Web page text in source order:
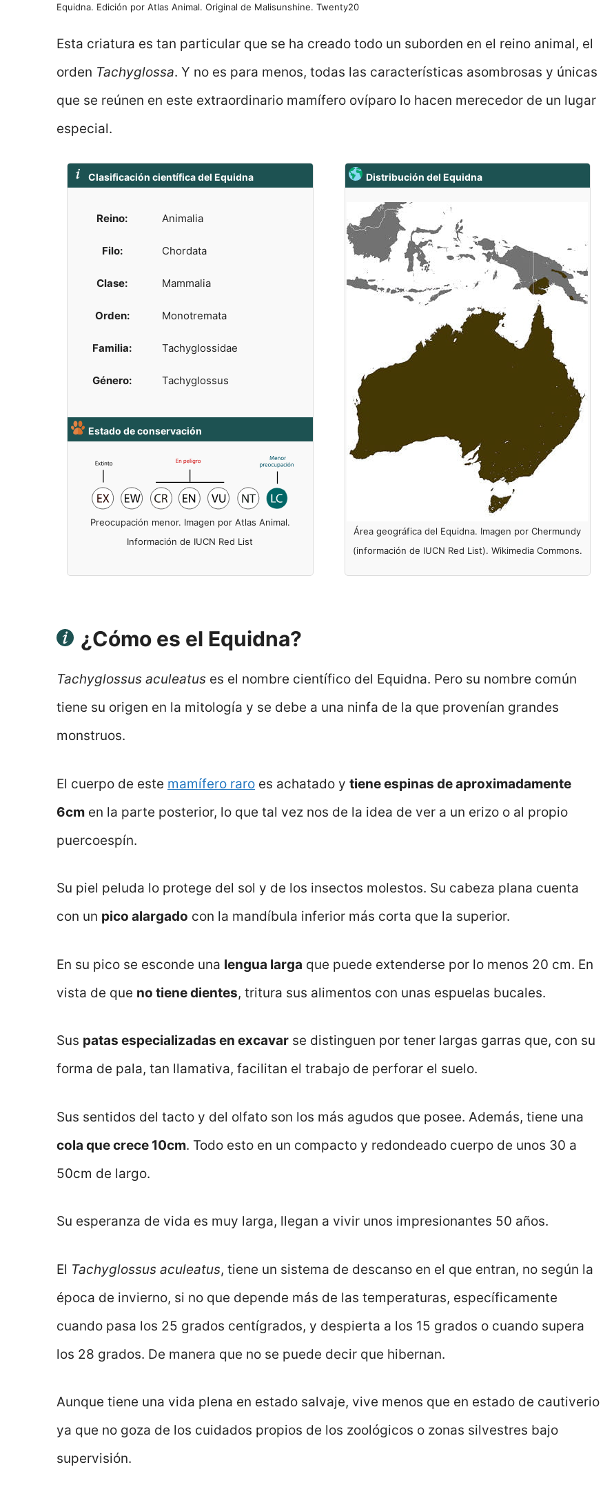
Equidna. Edición por Atlas Animal. Original de Malisunshine. Twenty20
Esta criatura es tan particular que se ha creado todo un suborden en el reino animal, el
orden Tachyglossa. Y no es para menos, todas las características asombrosas y únicas
que se reúnen en este extraordinario mamífero ovíparo lo hacen merecedor de un lugar
especial.
Clasificación científica del Equidna
Reino: Animalia
Filo: Chordata
Clase: Mammalia
Orden: Monotremata
Familia: Tachyglossidae
Género: Tachyglossus
Estado de conservación
Preocupación menor. Imagen por Atlas Animal.
Información de IUCN Red List
Distribución del Equidna
Área geográfica del Equidna. Imagen por Chermundy
(información de IUCN Red List). Wikimedia Commons.
¿Cómo es el Equidna?
Tachyglossus aculeatus es el nombre científico del Equidna. Pero su nombre común
tiene su origen en la mitología y se debe a una ninfa de la que provenían grandes
monstruos.
El cuerpo de este mamífero raro es achatado y tiene espinas de aproximadamente
6cm en la parte posterior, lo que tal vez nos de la idea de ver a un erizo o al propio
puercoespín.
Su piel peluda lo protege del sol y de los insectos molestos. Su cabeza plana cuenta
con un pico alargado con la mandíbula inferior más corta que la superior.
En su pico se esconde una lengua larga que puede extenderse por lo menos 20 cm. En
vista de que no tiene dientes, tritura sus alimentos con unas espuelas bucales.
Sus patas especializadas en excavar se distinguen por tener largas garras que, con su
forma de pala, tan llamativa, facilitan el trabajo de perforar el suelo.
Sus sentidos del tacto y del olfato son los más agudos que posee. Además, tiene una
cola que crece 10cm. Todo esto en un compacto y redondeado cuerpo de unos 30 a
50cm de largo.
Su esperanza de vida es muy larga, llegan a vivir unos impresionantes 50 años.
El Tachyglossus aculeatus, tiene un sistema de descanso en el que entran, no según la
época de invierno, si no que depende más de las temperaturas, específicamente
cuando pasa los 25 grados centígrados, y despierta a los 15 grados o cuando supera
los 28 grados. De manera que no se puede decir que hibernan.
Aunque tiene una vida plena en estado salvaje, vive menos que en estado de cautiverio
ya que no goza de los cuidados propios de los zoológicos o zonas silvestres bajo
supervisión.